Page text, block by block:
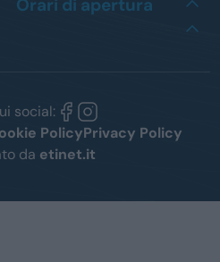
Orari di apertura
social:
PolicyPrivacy Policy
da etinet.it